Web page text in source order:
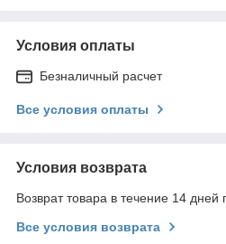
Условия оплаты
Безналичный расчет
Все условия оплаты
Условия возврата
Возврат товара в течение 14 дней
Все условия возврата